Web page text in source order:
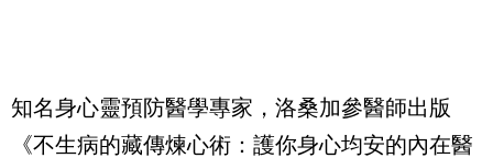
知名身心靈預防醫學專家，洛桑加參醫師出版
《不生病的藏傳煉心術：護你身心均安的內在醫